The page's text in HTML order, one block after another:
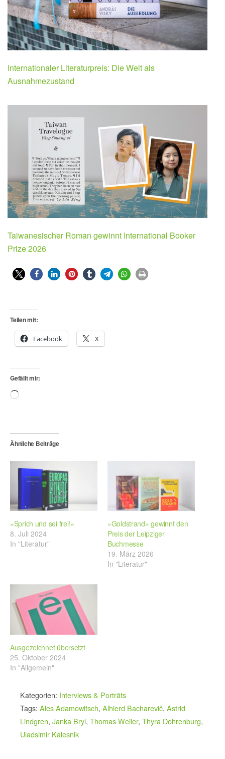
Internationaler Literaturpreis: Die Welt als
Ausnahmezustand
Taiwanesischer Roman gewinnt International Booker
Prize 2026
Teilen mit:
Facebook X
Gefällt mir:
Wird
Ähnliche Beiträge
»Sprich und sei frei!«
8. Juli 2024
In "Literatur"
»Goldstrand« gewinnt den
Preis der Leipziger
Buchmesse
19. März 2026
In "Literatur"
Ausgezeichnet übersetzt
25. Oktober 2024
In "Allgemein"
Kategorien: Interviews & Porträts
Tags: Ales Adamowitsch, Alhierd Bacharevič, Astrid
Lindgren, Janka Bryl, Thomas Weiler, Thyra Dohrenburg,
Uladsimir Kalesnik